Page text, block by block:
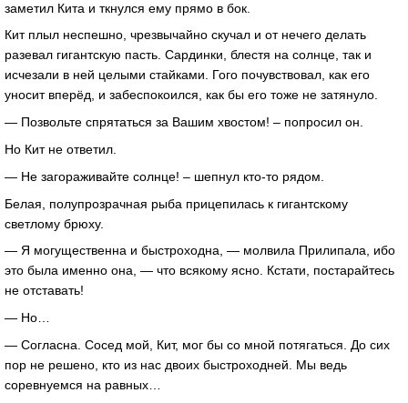
заметил Кита и ткнулся ему прямо в бок.
Кит плыл неспешно, чрезвычайно скучал и от нечего делать
разевал гигантскую пасть. Сардинки, блестя на солнце, так и
исчезали в ней целыми стайками. Гого почувствовал, как его
уносит вперёд, и забеспокоился, как бы его тоже не затянуло.
— Позвольте спрятаться за Вашим хвостом! – попросил он.
Но Кит не ответил.
— Не загораживайте солнце! – шепнул кто-то рядом.
Белая, полупрозрачная рыба прицепилась к гигантскому
светлому брюху.
— Я могущественна и быстроходна, — молвила Прилипала, ибо
это была именно она, — что всякому ясно. Кстати, постарайтесь
не отставать!
— Но…
— Согласна. Сосед мой, Кит, мог бы со мной потягаться. До сих
пор не решено, кто из нас двоих быстроходней. Мы ведь
соревнуемся на равных…